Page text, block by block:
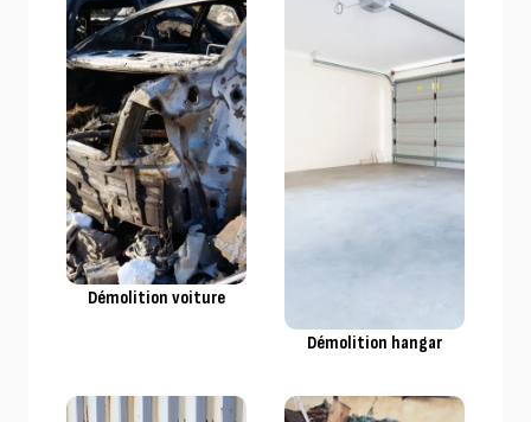
Démolition voiture
Démolition hangar